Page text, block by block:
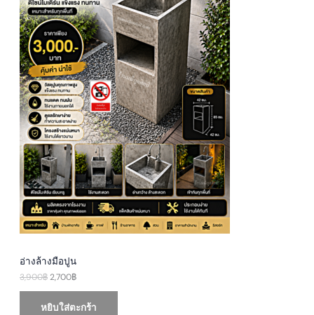
U
C
T
O
A
L
E
อ่างล้างมือปูน
3,900฿
p
r
c
e
w
a
s
:
3
,
9
0
0
฿
.
2,700฿
r
i
c
e
i
s
:
2
,
7
0
0
฿
.
หยิบใส่ตะกร้า